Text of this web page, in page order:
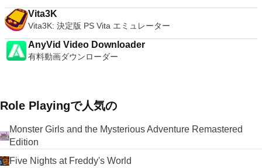
Vita3K
Vita3K: 決定版 PS Vita エミュレーター
AnyVid Video Downloader
有料動画ダウンローダー
Role Playingで人気の
Monster Girls and the Mysterious Adventure Remastered
Edition
Five Nights at Freddy's World